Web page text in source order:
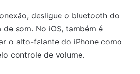
desligue o bluetooth do
de som. No iOS, também é
o alto-falante do iPhone como
controle de volume.